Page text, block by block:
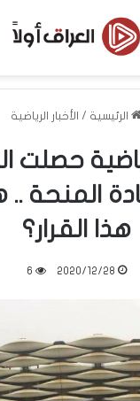
الرئيسية / الأخبار الرياضية
حصلت
المنحة
هذا القرار؟
2020/12/28
6